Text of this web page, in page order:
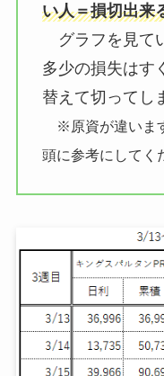
い人＝損切出来
グラフを見て
多少の損失はす
替えて切ってし
※原資が違いま
頭に参考にしてく